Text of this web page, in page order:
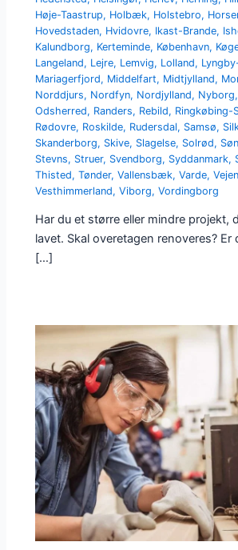
Høje-Taastrup, Holbæk, Holstebro,
Hovedstaden, Hvidovre, Ikast-Brande,
Kalundborg, Kerteminde, København,
Langeland, Lejre, Lemvig, Lolland,
Mariagerfjord, Middelfart, Midtjylland,
Norddjurs, Nordfyn, Nordjylland, Nyborg
Odsherred, Randers, Rebild, Ringkøbing-
Rødovre, Roskilde, Rudersdal, Samsø,
Skanderborg, Skive, Slagelse, Solrød,
Stevns, Struer, Svendborg, Syddanmark,
Thisted,Tønder,Vallensbæk,Varde,Vejen
Vesthimmerland,Viborg,Vordingborg
Har du et større eller mindre projekt,
lavet. Skal overetagen renoveres? Er
[…]